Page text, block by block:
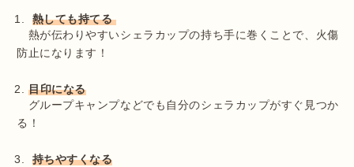
熱しても持てる
熱が伝わりやすいシェラカップの持ち手に巻くことで、火傷
防止になります！
目印になる
グループキャンプなどでも自分のシェラカップがすぐ見つか
る！
持ちやすくなる